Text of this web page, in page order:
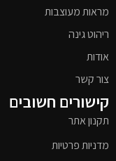
מראות מעוצבות
ריהוט גינה
אודות
צור קשר
קישורים חשובים
תקנון אתר
מדניות פרטיות